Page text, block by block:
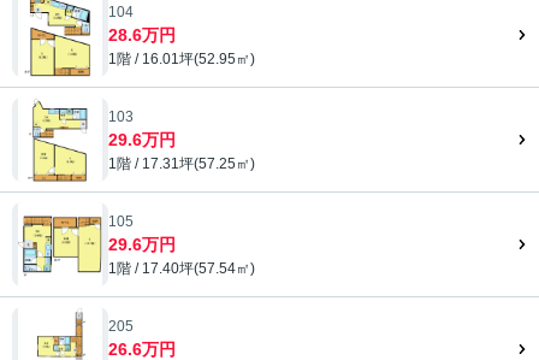
104
28.6万円
1階 / 16.01坪(52.95㎡)
103
29.6万円
1階 / 17.31坪(57.25㎡)
105
29.6万円
1階 / 17.40坪(57.54㎡)
205
26.6万円